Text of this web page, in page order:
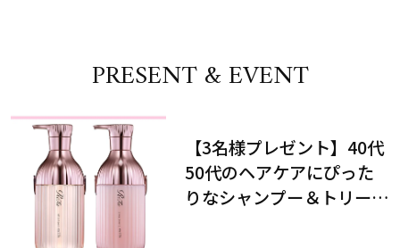
PRESENT & EVENT
【3名様プレゼント】40代
50代のヘアケアにぴった
りなシャンプー＆トリート